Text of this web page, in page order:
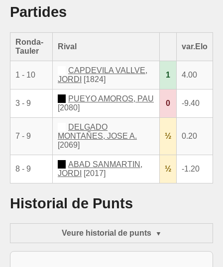
Partides
Ronda-
Tauler
Rival var.Elo
1 - 10
CAPDEVILA VALLVE,
JORDI
[1824]
1 4.00
3 - 9
PUEYO AMOROS, PAU
[2080]
0 -9.40
7 - 9
DELGADO
MONTAÑES, JOSE A.
[2069]
½ 0.20
8 - 9
ABAD SANMARTIN,
JORDI
[2017]
½ -1.20
Historial de Punts
Veure historial de punts